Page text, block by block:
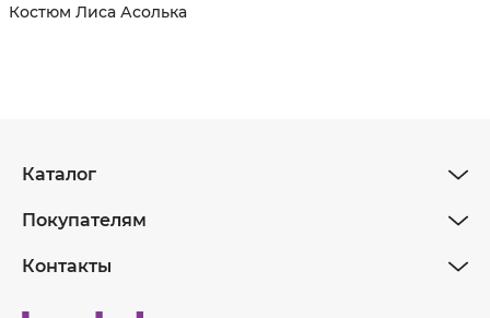
Костюм Лиса Асолька
Каталог
Покупателям
Контакты